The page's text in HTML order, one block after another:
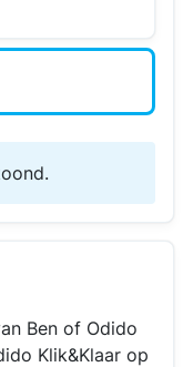
Ben of Odido
Klik&Klaar op